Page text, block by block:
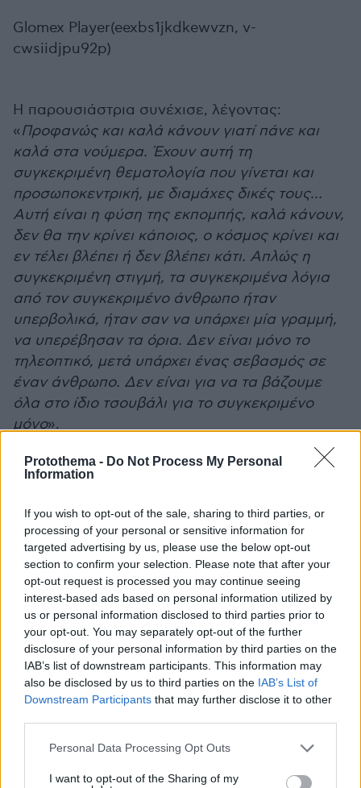
Protothema - Do Not Process My Personal
Information
If you wish to opt-out of the sale, sharing to third parties, or
processing of your personal or sensitive information for
targeted advertising by us, please use the below opt-out
section to confirm your selection. Please note that after your
opt-out request is processed you may continue seeing
interest-based ads based on personal information utilized by
us or personal information disclosed to third parties prior to
your opt-out. You may separately opt-out of the further
disclosure of your personal information by third parties on the
IAB’s list of downstream participants. This information may
also be disclosed by us to third parties on the IAB’s List of
Downstream Participants that may further disclose it to other
Please note that this website/app uses one or more Google
not limited to your visit or usage behaviour. You may click to
Personal Data Processing Opt Outs
I want to opt-out of the Sharing of my
Glomex Player(eexbs1jkdkewvzn, v-
cwsiidjpu92p)
Η παρουσιάστρια συνέχισε, λέγοντας:
«Προφανώς και καλά κάνουν γιατί πάνε και
καλά στα νούμερα. Έχουν αυτή τη
συγκεκριμένη θεματολογία που γίνεται και
προσωποκεντρική, με διαμάχες δικές τους…
Αυτή είναι η φύση της εκπομπής, καλά κάνουν,
δεν θα την κρίνει κάποιος, ο κόσμος κρίνει και
εν τέλει βλέπει ή δεν βλέπει κάτι. Απλώς η
συγκεκριμένη στιγμή, τα συγκεκριμένα λόγια
από τον συγκεκριμένο άνθρωπο ήταν
υπερβολικά, ήταν σαν να υπάρχει μία γραμμή,
να υπερέβησαν τα όρια. Δεν είναι μόνο το
τηλεοπτικό, μετά υπάρχει ένας σεβασμός σε
έναν άνθρωπο. Δεν είναι για να τα βάζουμε
όλα στο ίδιο τσουβάλι για το συγκεκριμένο
μόνο».
Τέλος, η Φαίη Σκορδά είπε: «Δεν είναι μόνο το
που κάθεται εκεί στην παρέα.Ίσως εκεί θα
πρέπει να υπάρχει ένα φίλτρο. Κανείς δεν
μπορεί να κάνει τον αρχισυντάκτη μίας
εκπομπής, γιατί ο κόσμος είναι αυτός που
επιλέγει. Αλλά η συγκεκριμένη στιγμή,
ανθρώπινα, επαγγελματικά και από σεβασμό
και μόνο και δεν έχει να κάνει η ηλικία, δεν
είναι ωραίο. Είναι προσβλητικό γιατί φιλοξενείς
έναν άνθρωπο που σε βρίζει».
Φωτογραφία άρθρου: